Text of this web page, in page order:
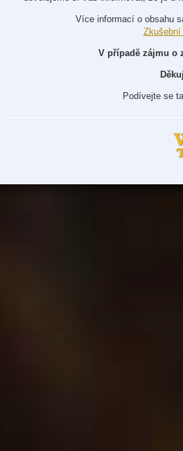
Více informací o obsahu
Zkušební
V případě zájmu o
Podívejte se